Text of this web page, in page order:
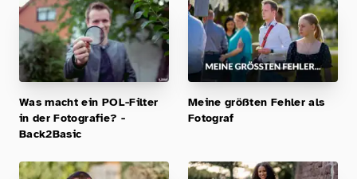
Was macht ein POL-Filter
in der Fotografie? -
Back2Basic
Meine größten Fehler als
Fotograf